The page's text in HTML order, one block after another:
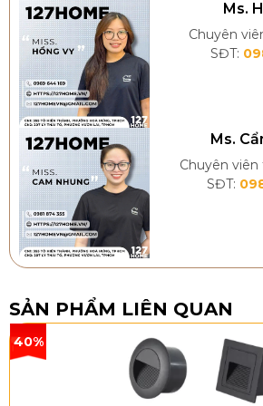
Ms.
Chuyên
SĐT:
Ms.
Chuyên
SĐT:
Điều này càng quan trọng hơn
tầng, nơi việc đảm bảo an toàn khi
thang là điều cần phải đặc biệt chú
Thảm trải cầu thang giúp hạn
SẢN PHẨM LIÊN QUAN
40%